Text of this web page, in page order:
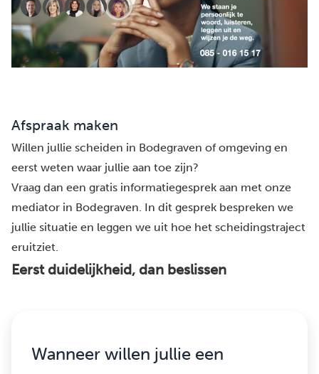
Afspraak maken
Willen jullie scheiden in Bodegraven of omgeving en
eerst weten waar jullie aan toe zijn?
Vraag dan een gratis informatiegesprek aan met onze
mediator in Bodegraven. In dit gesprek bespreken we
jullie situatie en leggen we uit hoe het scheidingstraject
eruitziet.
Eerst duidelijkheid, dan beslissen
Wanneer willen jullie een